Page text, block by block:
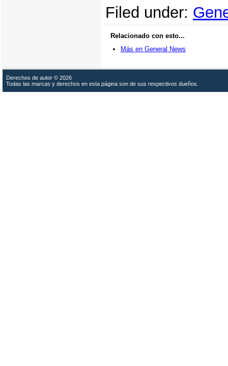
Filed under:
Relacionado con esto...
Más en General News
Derechos de autor © 2026
Todas las marcas y derechos en esta página son de sus respectivos dueños.